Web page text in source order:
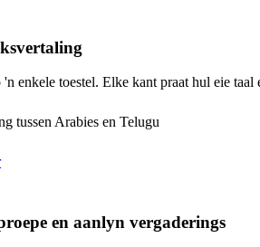
enkele toestel. Elke kant praat hul eie taal
tussen Arabies en Telugu
en aanlyn vergaderings